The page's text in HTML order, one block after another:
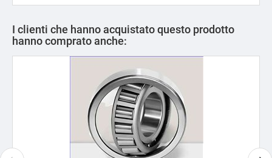
I clienti che hanno acquistato questo prodotto
hanno comprato anche: